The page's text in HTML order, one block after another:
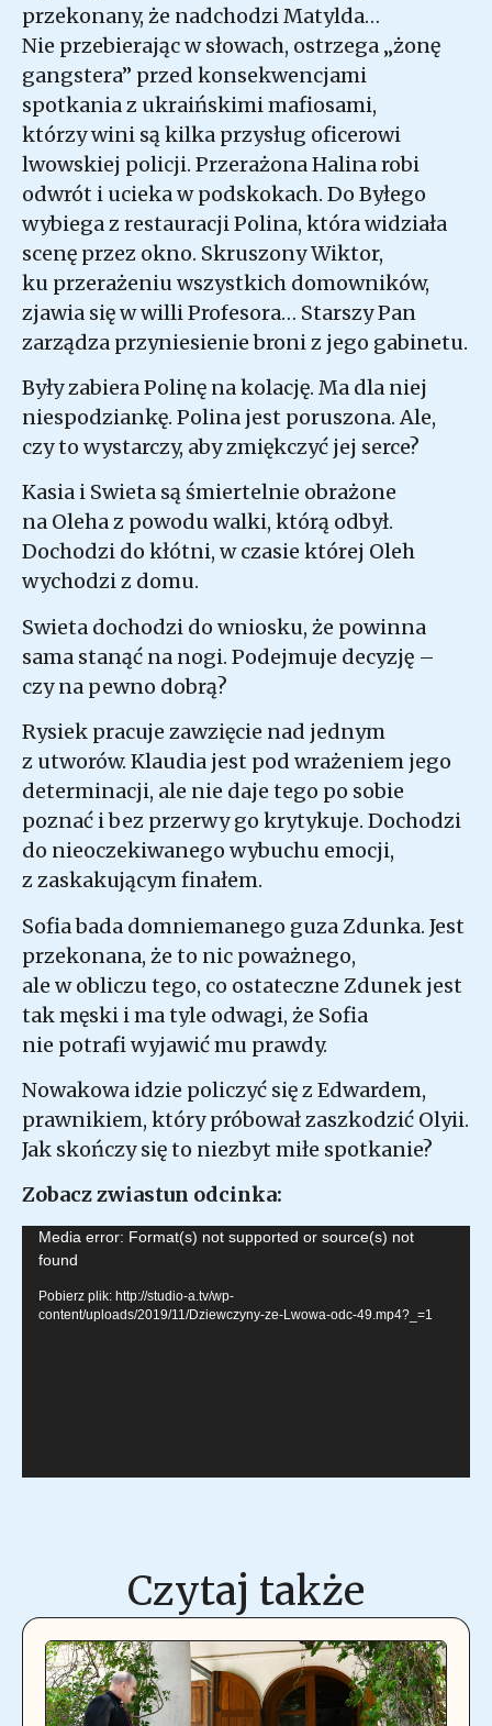
przekonany, że nadchodzi Matylda…
Nie przebierając w słowach, ostrzega „żonę
gangstera” przed konsekwencjami
spotkania z ukraińskimi mafiosami,
którzy wini są kilka przysług oficerowi
lwowskiej policji. Przerażona Halina robi
odwrót i ucieka w podskokach. Do Byłego
wybiega z restauracji Polina, która widziała
scenę przez okno. Skruszony Wiktor,
ku przerażeniu wszystkich domowników,
zjawia się w willi Profesora… Starszy Pan
zarządza przyniesienie broni z jego gabinetu.
Były zabiera Polinę na kolację. Ma dla niej
niespodziankę. Polina jest poruszona. Ale,
czy to wystarczy, aby zmiękczyć jej serce?
Kasia i Swieta są śmiertelnie obrażone
na Oleha z powodu walki, którą odbył.
Dochodzi do kłótni, w czasie której Oleh
wychodzi z domu.
Swieta dochodzi do wniosku, że powinna
sama stanąć na nogi. Podejmuje decyzję –
czy na pewno dobrą?
Rysiek pracuje zawzięcie nad jednym
z utworów. Klaudia jest pod wrażeniem jego
determinacji, ale nie daje tego po sobie
poznać i bez przerwy go krytykuje. Dochodzi
do nieoczekiwanego wybuchu emocji,
z zaskakującym finałem.
Sofia bada domniemanego guza Zdunka. Jest
przekonana, że to nic poważnego,
ale w obliczu tego, co ostateczne Zdunek jest
tak męski i ma tyle odwagi, że Sofia
nie potrafi wyjawić mu prawdy.
Nowakowa idzie policzyć się z Edwardem,
prawnikiem, który próbował zaszkodzić Olyii.
Jak skończy się to niezbyt miłe spotkanie?
Zobacz zwiastun odcinka:
Odtwarzacz
video
Media error: Format(s) not supported or source(s) not
found
Pobierz plik: http://studio-a.tv/wp-
content/uploads/2019/11/Dziewczyny-ze-Lwowa-odc-49.mp4?_=1
Czytaj także